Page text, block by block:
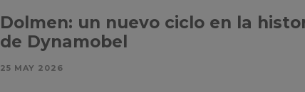
Dolmen: un nuevo ciclo en la
de Dynamobel
25 MAY 2026